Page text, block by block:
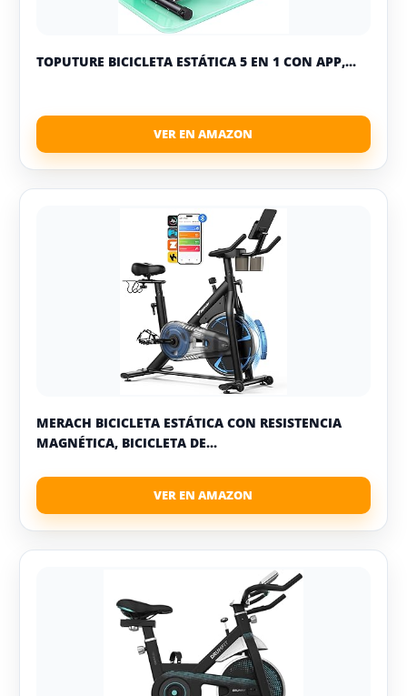
TOPUTURE BICICLETA ESTÁTICA 5 EN 1 CON APP,...
MERACH BICICLETA ESTÁTICA CON RESISTENCIA
MAGNÉTICA, BICICLETA DE...